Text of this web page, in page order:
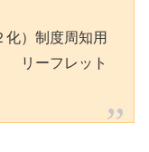
化）制度周知用
リーフレット